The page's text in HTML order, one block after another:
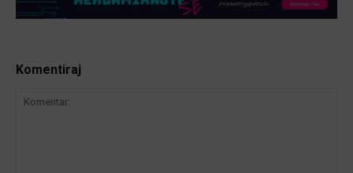
Komentiraj